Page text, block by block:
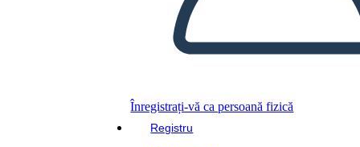
Înregistrați-vă ca persoană fizică
Registru